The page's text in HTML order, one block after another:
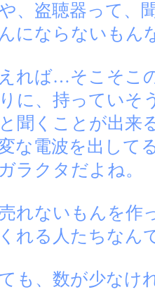
、盗聴器って、
にならないもん
れば…そこそこ
に、持っていそ
聞くことが出来
な電波を出して
ラクタだよね。
れないもんを作
れる人たちなん
も、数が少なけ